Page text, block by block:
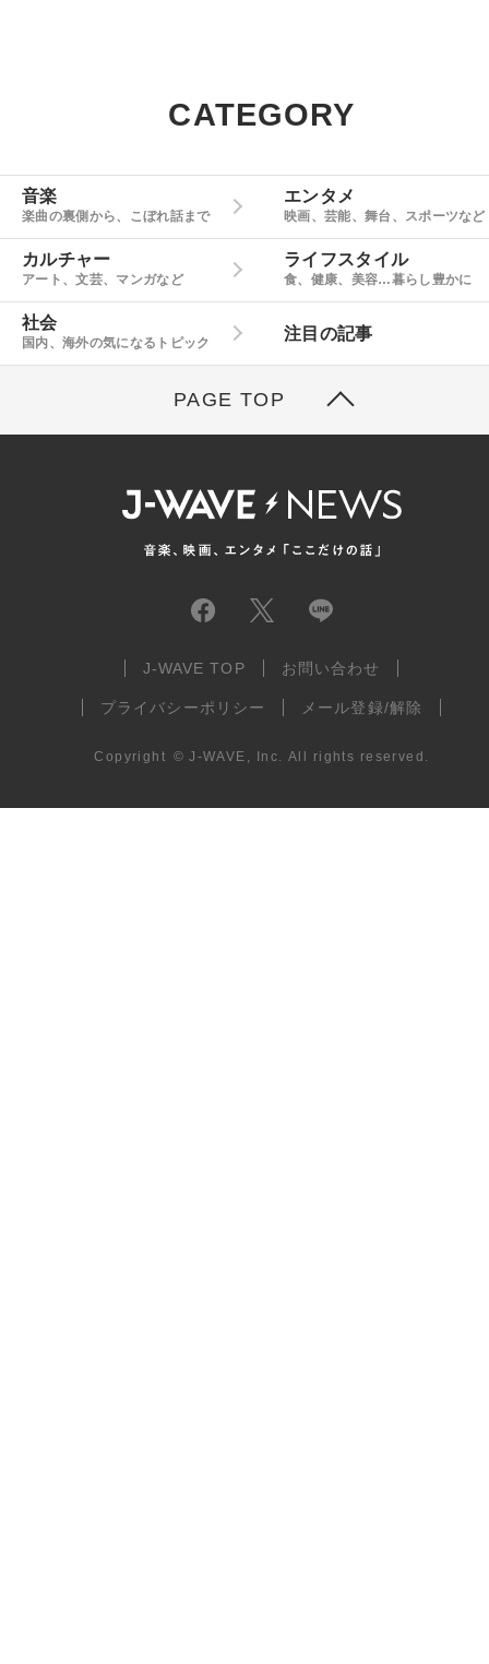
CATEGORY
音楽
楽曲の裏側から、こぼれ話まで
エンタメ
映画、芸能、舞台、スポーツなど
カルチャー
アート、文芸、マンガなど
ライフスタイル
食、健康、美容…暮らし豊かに
社会
国内、海外の気になるトピック
注目の記事
PAGE TOP
J-WAVE TOP お問い合わせ
プライバシーポリシー メール登録/解除
Copyright © J-WAVE, Inc. All rights reserved.